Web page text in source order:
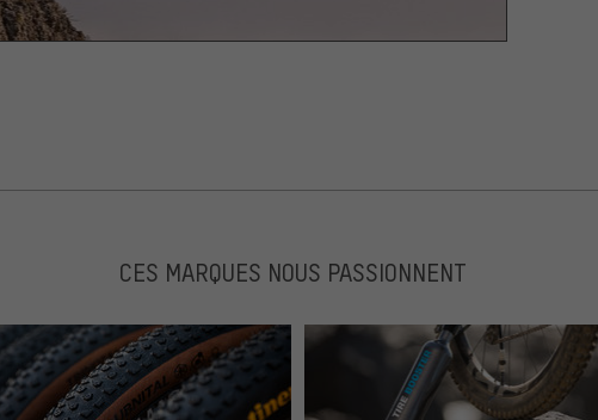
CES MARQUES NOUS PASSIONNENT